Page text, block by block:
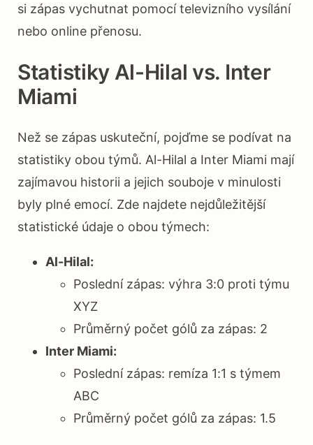
si zápas vychutnat pomocí televizního vysílání
nebo online přenosu.
Statistiky Al-Hilal vs. Inter
Miami
Než se zápas uskuteční, pojďme se podívat na
statistiky obou týmů. Al-Hilal a Inter Miami mají
zajímavou historii a jejich souboje v minulosti
byly plné emocí. Zde najdete nejdůležitější
statistické údaje o obou týmech:
Al-Hilal:
Poslední zápas: výhra 3:0 proti týmu
XYZ
Průměrný počet gólů za zápas: 2
Inter Miami:
Poslední zápas: remíza 1:1 s týmem
ABC
Průměrný počet gólů za zápas: 1.5